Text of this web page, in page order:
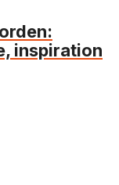
inspiration